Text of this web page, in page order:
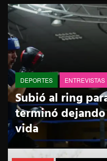
DEPORTES ENTREVISTAS
Subió al ring
terminó
vida